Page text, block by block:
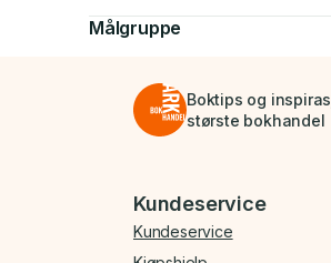
Målgruppe
Boktips og
største bokhandel
Bunnmeny
Kundeservice
Kundeservice